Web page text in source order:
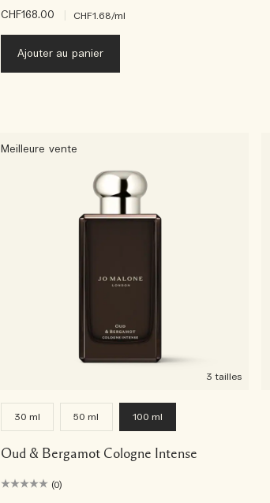
CHF168.00 CHF1.68/ml
Ajouter au panier
Meilleure vente
3 tailles
30 ml 50 ml 100 ml
Oud & Bergamot Cologne Intense
(0)